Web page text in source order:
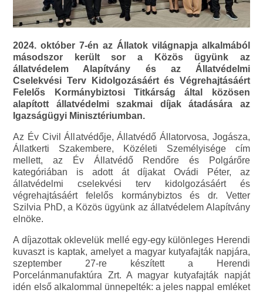
2024. október 7-én az Állatok világnapja alkalmából
másodszor került sor a Közös ügyünk az
állatvédelem Alapítvány és az Állatvédelmi
Cselekvési Terv Kidolgozásáért és Végrehajtásáért
Felelős Kormánybiztosi Titkárság által közösen
alapított állatvédelmi szakmai díjak átadására az
Igazságügyi Minisztériumban.
Az Év Civil Állatvédője, Állatvédő Állatorvosa, Jogásza,
Állatkerti Szakembere, Közéleti Személyisége cím
mellett, az Év Állatvédő Rendőre és Polgárőre
kategóriában is adott át díjakat Ovádi Péter, az
állatvédelmi cselekvési terv kidolgozásáért és
végrehajtásáért felelős kormánybiztos és dr. Vetter
Szilvia PhD, a Közös ügyünk az állatvédelem Alapítvány
elnöke.
A díjazottak oklevelük mellé egy-egy különleges Herendi
kuvaszt is kaptak, amelyet a magyar kutyafajták napjára,
szeptember 27-re készített a Herendi
Porcelánmanufaktúra Zrt. A magyar kutyafajták napját
idén első alkalommal ünnepelték: a jeles nappal emléket